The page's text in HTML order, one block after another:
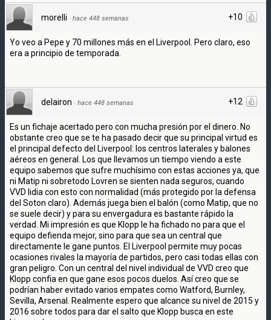
+10
morelli · hace 448 semanas
Yo veo a Pepe y 70 millones más en el Liverpool. Pero claro, eso
era a principio de temporada.
+12
delairon · hace 448 semanas
Es un fichaje acertado pero con mucha presión por el dinero. No
obstante creo que se te ha pasado decir que su principal virtud es
el principal defecto del Liverpool: los centros laterales y balones
aéreos en general. Los que llevamos un tiempo viendo a este
equipo sabemos que sufre muchísimo con estas acciones ya, que
ni Matip ni sobretodo Lovren se sienten nada seguros, cuando
VVD lidia con esto con normalidad (más protegido por la defensa
del Soton claro). Además juega bien el balón (como Matip, que no
se suele decir) y para su envergadura es bastante rápido la
verdad. Mi impresión es que Klopp le ha fichado no para que el
equipo defienda mejor, sino para que sea un central que
directamente le gane puntos. El Liverpool permite muy pocas
ocasiones rivales la mayoría de partidos, pero casi todas ellas con
gran peligro. Con un central del nivel individual de VVD creo que
Klopp confia en que gane esos pocos duelos. Así creo que se
podrían haber evitado varios empates como Watford, Burnley,
Sevilla, Arsenal. Realmente espero que alcance su nivel de 2015 y
2016 sobre todos para dar el salto que Klopp busca en este